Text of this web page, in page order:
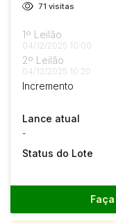
71 visitas
1º Leilão
04/12/2025 10:00
2º Leilão
04/12/2025 10:20
Incremento
Lance atual
-
Status do Lote